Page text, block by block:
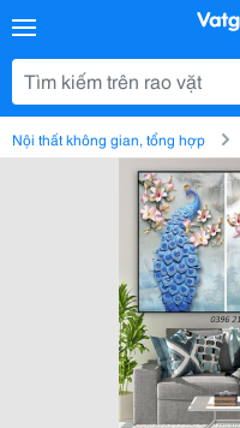
Nội thất không gian, tổng hợp